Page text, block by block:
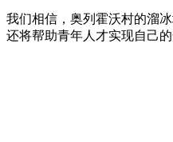
我们相信，奥列霍沃村的溜
还将帮助青年人才实现自己的